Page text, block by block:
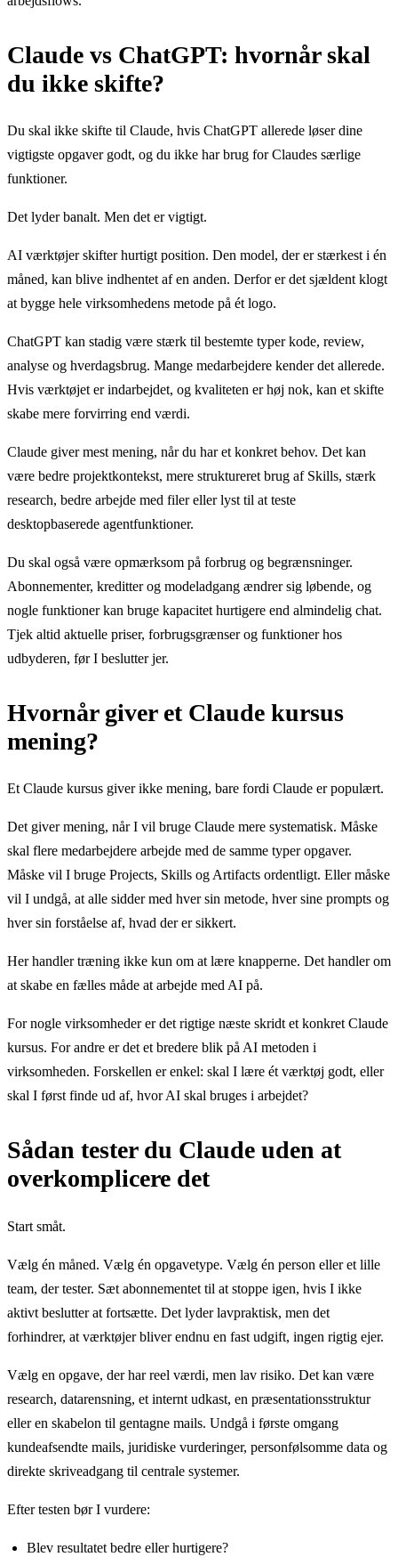
Claude vs ChatGPT: hvornår skal
du ikke skifte?
Du skal ikke skifte til Claude, hvis ChatGPT allerede løser dine
vigtigste opgaver godt, og du ikke har brug for Claudes særlige
funktioner.
Det lyder banalt. Men det er vigtigt.
AI værktøjer skifter hurtigt position. Den model, der er stærkest i én
måned, kan blive indhentet af en anden. Derfor er det sjældent klogt
at bygge hele virksomhedens metode på ét logo.
ChatGPT kan stadig være stærk til bestemte typer kode, review,
analyse og hverdagsbrug. Mange medarbejdere kender det allerede.
Hvis værktøjet er indarbejdet, og kvaliteten er høj nok, kan et skifte
skabe mere forvirring end værdi.
Claude giver mest mening, når du har et konkret behov. Det kan
være bedre projektkontekst, mere struktureret brug af Skills, stærk
research, bedre arbejde med filer eller lyst til at teste
desktopbaserede agentfunktioner.
Du skal også være opmærksom på forbrug og begrænsninger.
Abonnementer, kreditter og modeladgang ændrer sig løbende, og
nogle funktioner kan bruge kapacitet hurtigere end almindelig chat.
Tjek altid aktuelle priser, forbrugsgrænser og funktioner hos
udbyderen, før I beslutter jer.
Hvornår giver et Claude kursus
mening?
Et Claude kursus giver ikke mening, bare fordi Claude er populært.
Det giver mening, når I vil bruge Claude mere systematisk. Måske
skal flere medarbejdere arbejde med de samme typer opgaver.
Måske vil I bruge Projects, Skills og Artifacts ordentligt. Eller måske
vil I undgå, at alle sidder med hver sin metode, hver sine prompts og
hver sin forståelse af, hvad der er sikkert.
Her handler træning ikke kun om at lære knapperne. Det handler om
at skabe en fælles måde at arbejde med AI på.
For nogle virksomheder er det rigtige næste skridt et konkret Claude
kursus. For andre er det et bredere blik på AI metoden i
virksomheden. Forskellen er enkel: skal I lære ét værktøj godt, eller
skal I først finde ud af, hvor AI skal bruges i arbejdet?
Sådan tester du Claude uden at
overkomplicere det
Start småt.
Vælg én måned. Vælg én opgavetype. Vælg én person eller et lille
team, der tester. Sæt abonnementet til at stoppe igen, hvis I ikke
aktivt beslutter at fortsætte. Det lyder lavpraktisk, men det
forhindrer, at værktøjer bliver endnu en fast udgift, ingen rigtig ejer.
Vælg en opgave, der har reel værdi, men lav risiko. Det kan være
research, datarensning, et internt udkast, en præsentationsstruktur
eller en skabelon til gentagne mails. Undgå i første omgang
kundeafsendte mails, juridiske vurderinger, personfølsomme data og
direkte skriveadgang til centrale systemer.
Efter testen bør I vurdere:
Blev resultatet bedre eller hurtigere?